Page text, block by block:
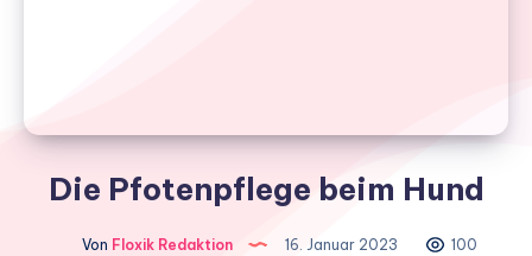
Die Pfotenpflege beim Hund
Von Floxik Redaktion 16. Januar 2023 100